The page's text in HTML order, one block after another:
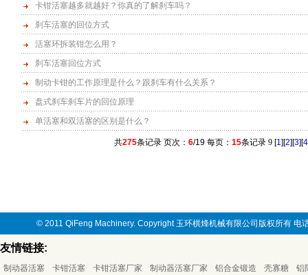
卡钳活塞越多就越好？你真的了解刹车吗？
刹车活塞的回位方式
活塞环拆装钳怎么用？
刹车活塞回位方式
制动卡钳的工作原理是什么？跟刹车有什么关系？
盘式刹车刹车片的回位原理
单活塞和双活塞的区别是什么？
共275条记录 页次： 6/19 每页： 15条记录 9 [1][2][3][4
© 2011 QiFeng Machinery. Copyright 玉环棋烽机械有限公司版权所有
友情链接:
制动器活塞 卡钳活塞 卡钳活塞厂家 制动器活塞厂家 铝合金锻造 壳寡糖
铝